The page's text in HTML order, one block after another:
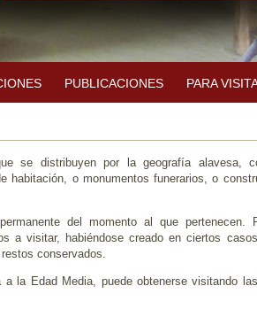
PUBLICACIONES PARA
se distribuyen por la geografía alavesa,
habitación, o monumentos funerarios, o
del momento al que pertenecen.
a visitar, habiéndose creado en ciertos
conservados.
la Edad Media, puede obtenerse visitando